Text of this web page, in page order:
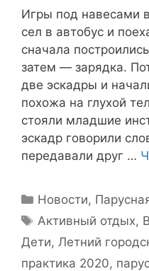
Игры под навесами
сел в автобус и
сначала
затем — зарядка.
две эскадры и
похожа на глухой
стояли младшие
эскадр говорили
передавали друг …
Рубрики
Новости,
Метки
Активный отдых,
Дети, Летний
практика 2020,